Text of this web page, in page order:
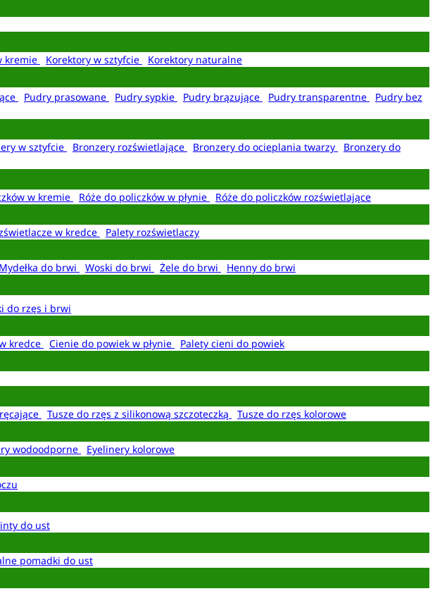
kremie Korektory w sztyfcie
Korektory naturalne
Pudry prasowane Pudry sypkie Pudry brązujące Pudry transparentne
Pudry bez
w sztyfcie Bronzery rozświetlające Bronzery do ocieplania twarzy
Bronzery do
w kremie Róże do policzków w płynie
Róże do policzków rozświetlające
w kredce
Palety rozświetlaczy
Mydełka do brwi Woski do brwi Żele do brwi
Henny do brwi
do rzęs i brwi
kredce Cienie do powiek w płynie
Palety cieni do powiek
Tusze do rzęs z silikonową szczoteczką
Tusze do rzęs kolorowe
wodoodporne
Eyelinery kolorowe
do ust
pomadki do ust